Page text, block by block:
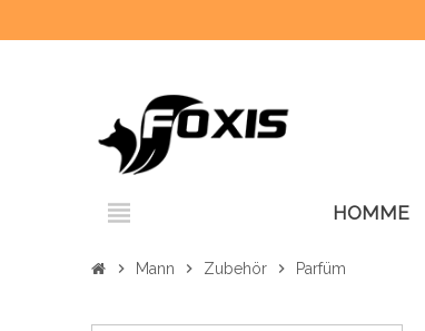
view_headline HOMME
chevron_right Mann chevron_right Zubehör chevron_right Parfüm